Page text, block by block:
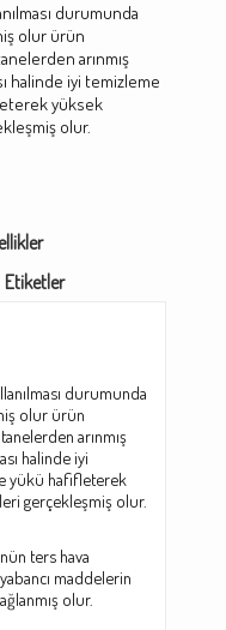
durumunda
olur ürün
arınmış
halinde iyi temizleme
yüksek
olur.
Etiketler
durumunda
olur ürün
arınmış
halinde iyi
yükü hafifleterek
gerçekleşmiş olur.
ters hava
maddelerin
olur.